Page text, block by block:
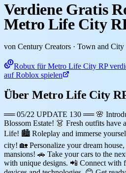
Verdiene Gratis
Metro Life City
von Century Creators · Town and City
Robux für Metro Life City RP
auf Roblox spielen
Über Metro Life City
══ 05/22 UPDATE 130 ══ 🌸
Blossom Estate! 👗 Fresh outfits have
Life! 🏙️ Roleplay and immerse
city! 🏡 Personalize your dream
mansions! 🚗 Take your cars to the
with unique designs. 📲 Connect with